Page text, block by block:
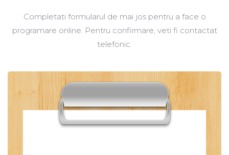
Completati formularul de mai jos pentru a face o
programare online. Pentru confirmare, veti fi contactat
telefonic.